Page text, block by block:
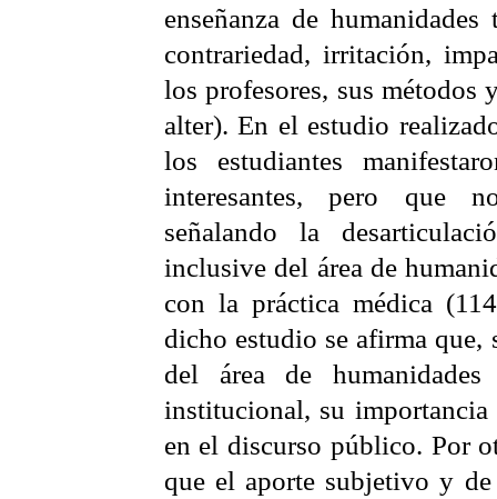
enseñanza de
contrariedad, irritación,
los profesores, sus
alter). En el estudio
los estudiantes
interesantes, pero que
señalando la
inclusive del área de
con la práctica médica
dicho estudio se afirma
del área de
institucional, su importancia
en el discurso público. Por
que el aporte subjetivo y